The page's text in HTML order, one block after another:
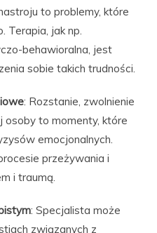
to problemy, które
Terapia, jak np.
behawioralna, jest
sobie takich trudności.
: Rozstanie, zwolnienie
osoby to momenty, które
emocjonalnych.
przeżywania i
i traumą.
: Specjalista może
związanych z